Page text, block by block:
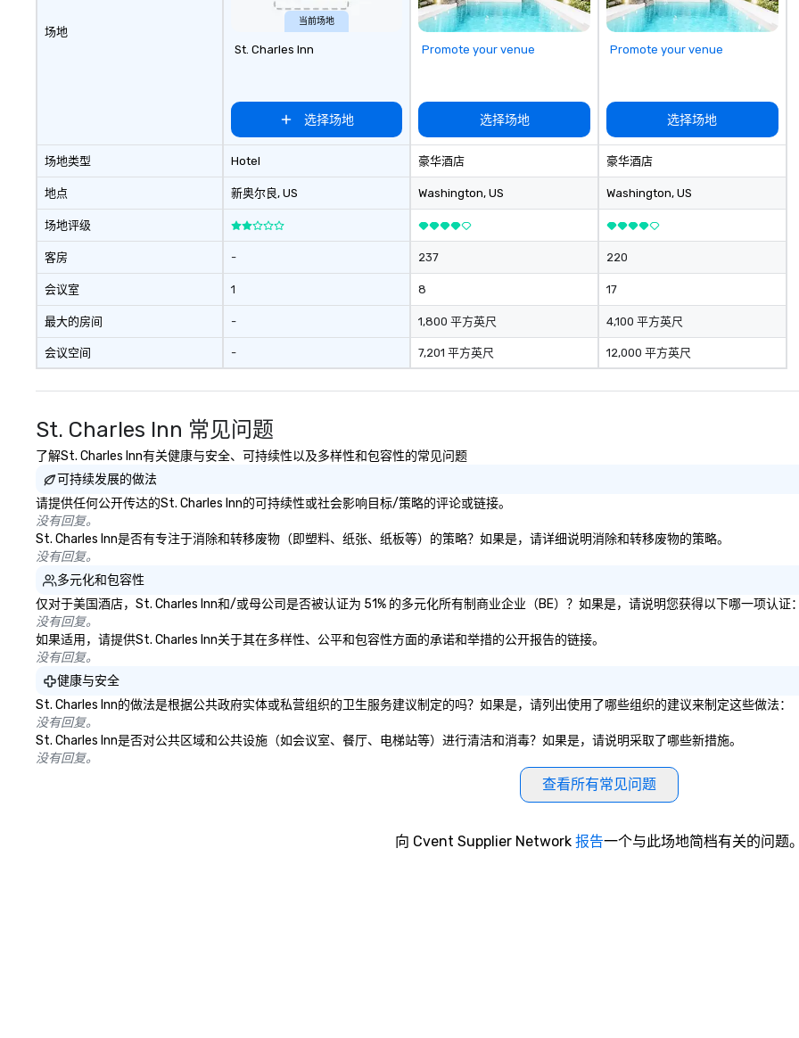
场地
场地类型
地点
场地评级
客房
会议室
最大的房间
会议空间
当前场地
St. Charles Inn
选择场地
Hotel
新奥尔良, US
-
1
-
-
Promote your venue
选择场地
豪华酒店
Washington, US
237
8
1,800 平方英尺
7,201 平方英尺
Promote your venue
选择场地
豪华酒店
Washington, US
220
17
4,100 平方英尺
12,000 平方英尺
St. Charles Inn 常见问题
了解St. Charles Inn有关健康与安全、可持续性以及多样性和包容性的常见问题
可持续发展的做法
请提供任何公开传达的St. Charles Inn的可持续性或社会影响目标/策略的评论或链接。
没有回复。
St. Charles Inn是否有专注于消除和转移废物（即塑料、纸张、纸板等）的策略？如果是，请详细说明消除和转移废物的策略。
没有回复。
多元化和包容性
仅对于美国酒店，St. Charles Inn和/或母公司是否被认证为 51% 的多元化所有制商业企业（BE）？如果是，请说明您获得以下哪一项认证
没有回复。
如果适用，请提供St. Charles Inn关于其在多样性、公平和包容性方面的承诺和举措的公开报告的链接。
没有回复。
健康与安全
St. Charles Inn的做法是根据公共政府实体或私营组织的卫生服务建议制定的吗？如果是，请列出使用了哪些组织的建议来制定这些做法：
没有回复。
St. Charles Inn是否对公共区域和公共设施（如会议室、餐厅、电梯站等）进行清洁和消毒？如果是，请说明采取了哪些新措施。
没有回复。
查看所有常见问题
向 Cvent Supplier Network 报告一个与此场地简档有关的问题